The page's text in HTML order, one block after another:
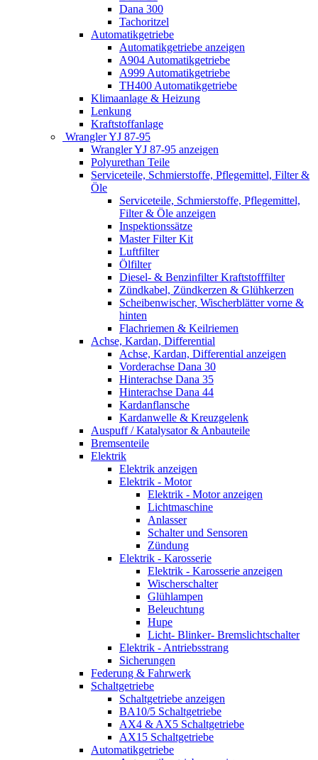
Dana 300
Tachoritzel
Automatikgetriebe
Automatikgetriebe anzeigen
A904 Automatikgetriebe
A999 Automatikgetriebe
TH400 Automatikgetriebe
Klimaanlage & Heizung
Lenkung
Kraftstoffanlage
Wrangler YJ 87-95
Wrangler YJ 87-95 anzeigen
Polyurethan Teile
Serviceteile, Schmierstoffe, Pflegemittel, Filter &
Öle
Serviceteile, Schmierstoffe, Pflegemittel,
Filter & Öle anzeigen
Inspektionssätze
Master Filter Kit
Luftfilter
Ölfilter
Diesel- & Benzinfilter Kraftstofffilter
Zündkabel, Zündkerzen & Glühkerzen
Scheibenwischer, Wischerblätter vorne &
hinten
Flachriemen & Keilriemen
Achse, Kardan, Differential
Achse, Kardan, Differential anzeigen
Vorderachse Dana 30
Hinterachse Dana 35
Hinterachse Dana 44
Kardanflansche
Kardanwelle & Kreuzgelenk
Auspuff / Katalysator & Anbauteile
Bremsenteile
Elektrik
Elektrik anzeigen
Elektrik - Motor
Elektrik - Motor anzeigen
Lichtmaschine
Anlasser
Schalter und Sensoren
Zündung
Elektrik - Karosserie
Elektrik - Karosserie anzeigen
Wischerschalter
Glühlampen
Beleuchtung
Hupe
Licht- Blinker- Bremslichtschalter
Elektrik - Antriebsstrang
Sicherungen
Federung & Fahrwerk
Schaltgetriebe
Schaltgetriebe anzeigen
BA10/5 Schaltgetriebe
AX4 & AX5 Schaltgetriebe
AX15 Schaltgetriebe
Automatikgetriebe